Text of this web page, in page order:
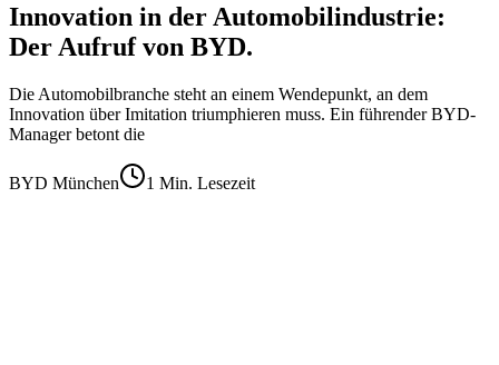
Innovation in der Automobilindustrie:
Der Aufruf von BYD.
Die Automobilbranche steht an einem Wendepunkt, an dem
Innovation über Imitation triumphieren muss. Ein führender BYD-
Manager betont die
BYD München 1 Min. Lesezeit